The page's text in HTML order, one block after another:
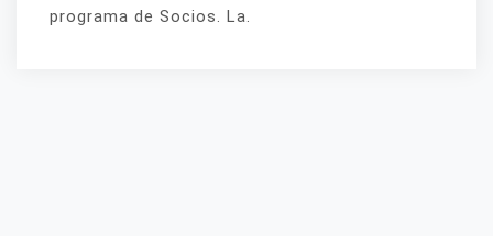
programa de Socios. La.